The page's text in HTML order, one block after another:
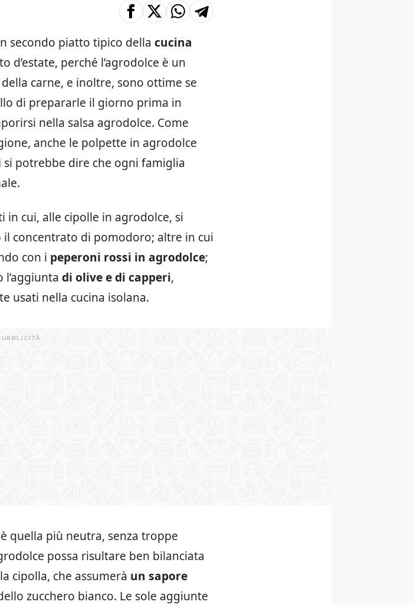
secondo piatto tipico della cucina
d’estate, perché l’agrodolce è un
carne, e inoltre, sono ottime se
di prepararle il giorno prima in
nella salsa agrodolce. Come
anche le polpette in agrodolce
si potrebbe dire che ogni famiglia
cui, alle cipolle in agrodolce, si
concentrato di pomodoro; altre in cui
con i peperoni rossi in agrodolce;
di olive e di capperi,
usati nella cucina isolana.
quella più neutra, senza troppe
possa risultare ben bilanciata
cipolla, che assumerà un sapore
zucchero bianco. Le sole aggiunte